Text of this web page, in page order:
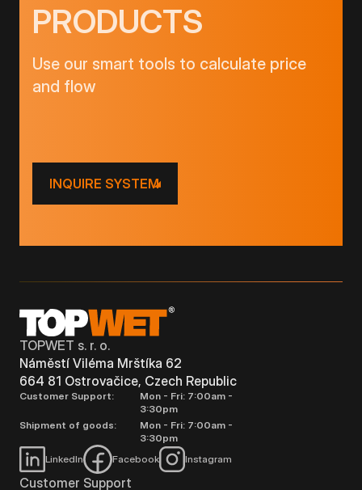
PRODUCTS
Use our smart tools to calculate price
and flow
INQUIRE SYSTEM
TOPWET s. r. o.
Náměstí Viléma Mrštíka 62
664 81 Ostrovačice, Czech Republic
Customer Support:
Mon - Fri: 7:00am -
3:30pm
Shipment of goods:
Mon - Fri: 7:00am -
3:30pm
LinkedIn
Facebook Instagram
Customer Support